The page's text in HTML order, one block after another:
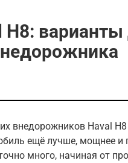
варианты
внедорожников Haval
ещё лучше, мощнее и
много, начиная от